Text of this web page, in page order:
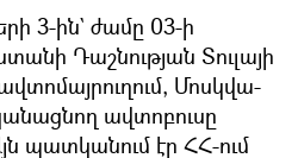
3-ին` ժամը 03-ի
Դաշնության Տուլայի
Մոսկվա-
ավտոբուսը
պատկանում էր ՀՀ-ում